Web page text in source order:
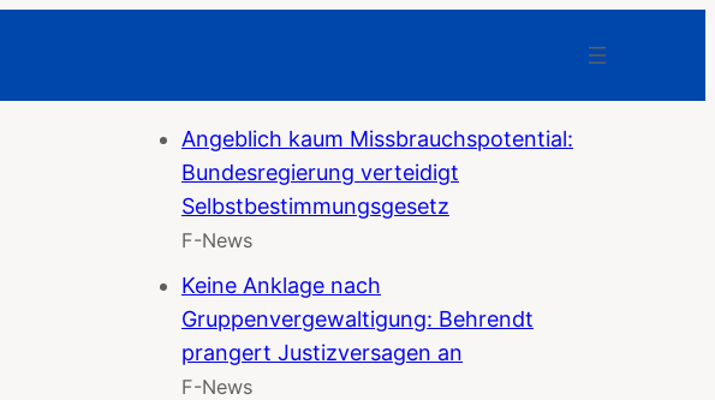
Angeblich kaum Missbrauchspotential:
Bundesregierung verteidigt
Selbstbestimmungsgesetz
F-News
Keine Anklage nach
Gruppenvergewaltigung: Behrendt
prangert Justizversagen an
F-News